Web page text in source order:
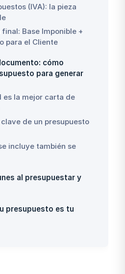
(IVA): la pieza
Base Imponible +
para el Cliente
cómo
para generar
es la mejor carta de
de un presupuesto
incluye también se
al presupuestar y
presupuesto es tu